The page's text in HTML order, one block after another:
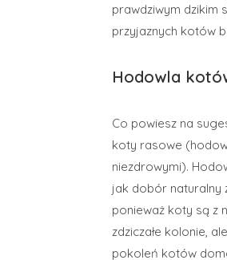
prawdziwym dzikim
przyjaznych kotów
Hodowla
Co powiesz na
koty rasowe
niezdrowymi).
jak dobór naturalny
ponieważ koty są z
zdziczałe kolonie,
pokoleń kotów